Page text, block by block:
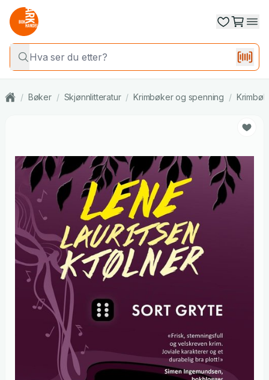
/ Bøker / Skjønnlitteratur / Krimbøker og spenning /